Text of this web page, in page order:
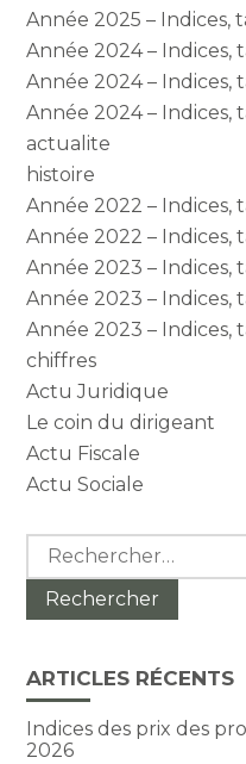
Année 2025 – Indices,
Année 2024 – Indices,
Année 2024 – Indices,
Année 2024 – Indices,
actualite
histoire
Année 2022 – Indices,
Année 2022 – Indices,
Année 2023 – Indices,
Année 2023 – Indices,
Année 2023 – Indices,
chiffres
Actu Juridique
Le coin du dirigeant
Actu Fiscale
Actu Sociale
Rechercher :
ARTICLES RÉCENTS
Indices des prix des
2026